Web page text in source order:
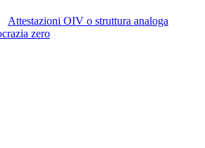
Attestazioni OIV o struttura analoga
zero